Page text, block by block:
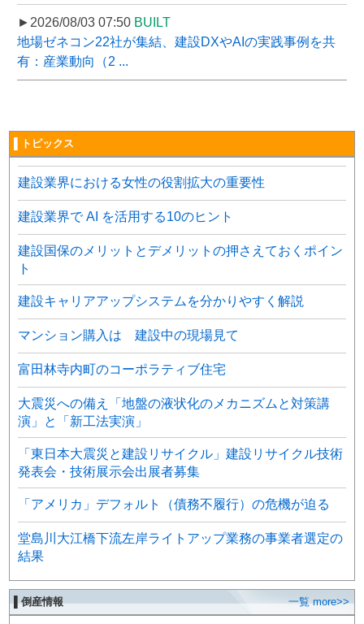
►2026/08/03 07:50 BUILT
地場ゼネコン22社が集結、建設DXやAIの実践事例を共
有：産業動向（2 ...
▌トピックス
建設業界における女性の役割拡大の重要性
建設業界で AI を活用する10のヒント
建設国保のメリットとデメリットの押さえておくポイン
ト
建設キャリアアップシステムを分かりやすく解説
マンション購入は 建設中の現場見て
富田林寺内町のコーポラティブ住宅
大震災への備え「地盤の液状化のメカニズムと対策講
演」と「新工法実演」
「東日本大震災と建設リサイクル」建設リサイクル技術
発表会・技術展示会出展者募集
「アメリカ」デフォルト（債務不履行）の危機が迫る
堂島川大江橋下流左岸ライトアップ業務の事業者選定の
結果
▌倒産情報 一覧 more>>